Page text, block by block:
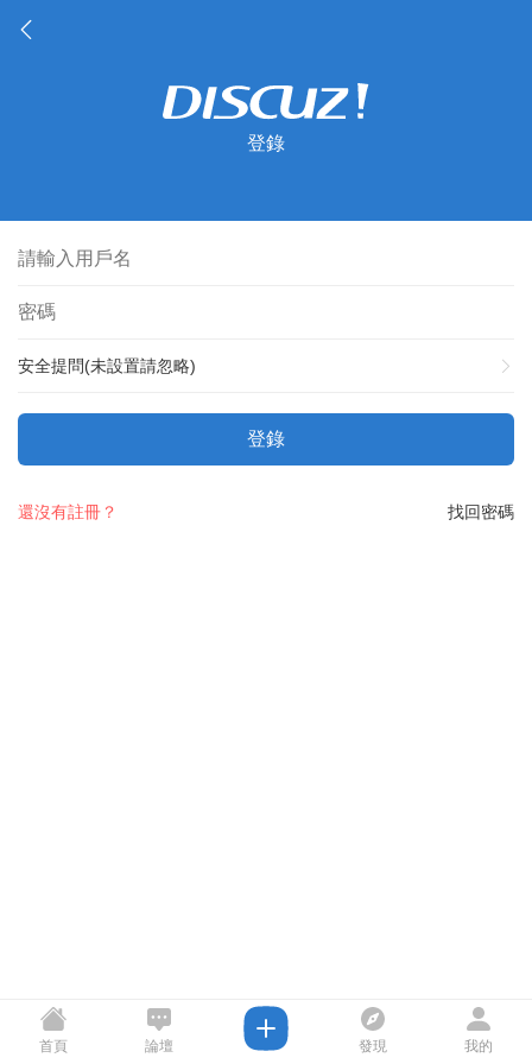
登錄
安全提問(未設置請忽略)
登錄
找回密碼
還沒有註冊？
首頁 論壇 發現 我的